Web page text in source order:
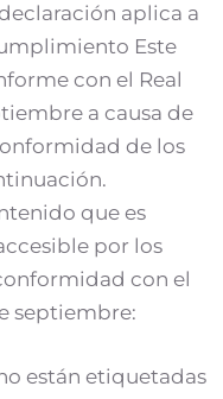
aplica a
Este
con el Real
a causa de
de los
que es
por los
con el
septiembre:
están etiquetadas